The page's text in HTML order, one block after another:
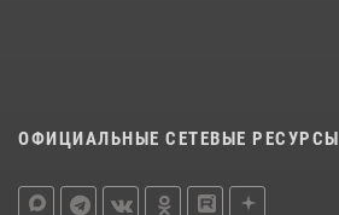
ОФИЦИАЛЬНЫЕ СЕТЕВЫЕ РЕСУРСЫ